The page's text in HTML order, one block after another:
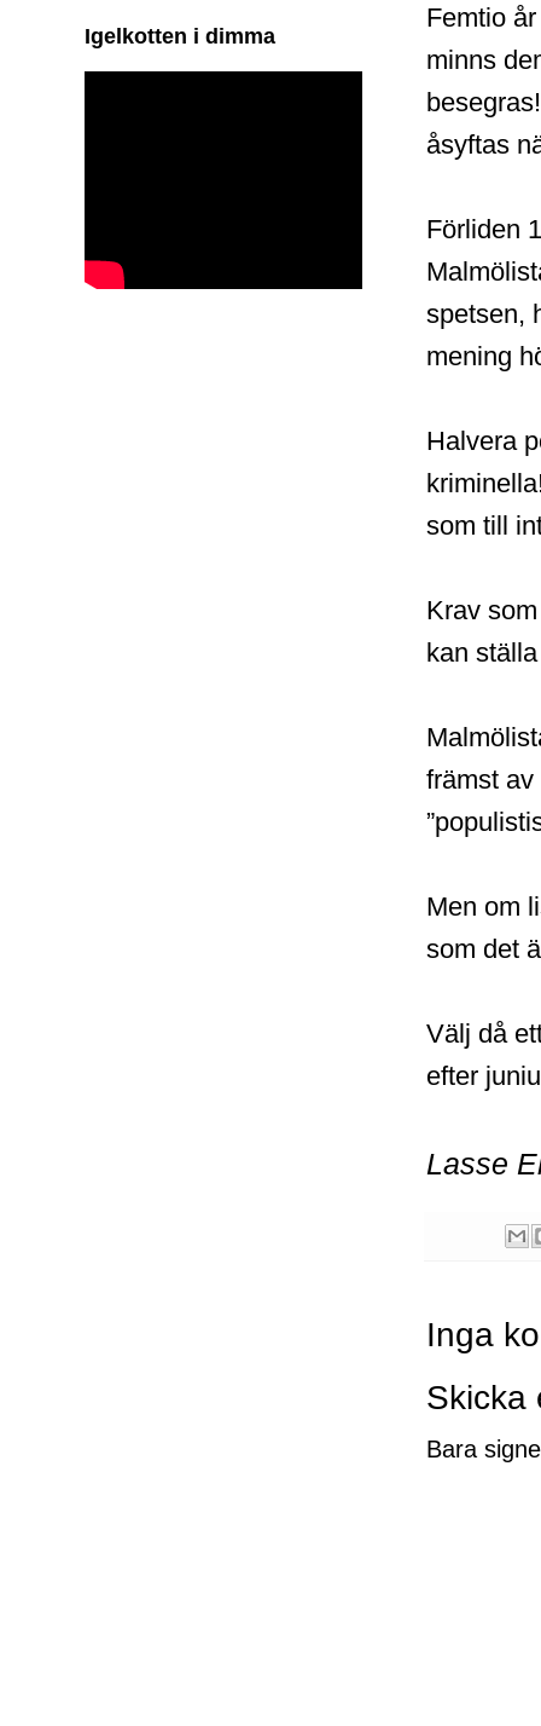
Femtio
minns
åsyftas
Förliden
spetsen,
mening
Halvera
som till
Krav
kan
främst
Men om
som det
Välj då
efter
Lasse
Inga
Skicka
Bara
Igelkotten i dimma